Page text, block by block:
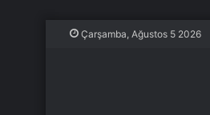
Çarşamba, Ağustos 5 2026